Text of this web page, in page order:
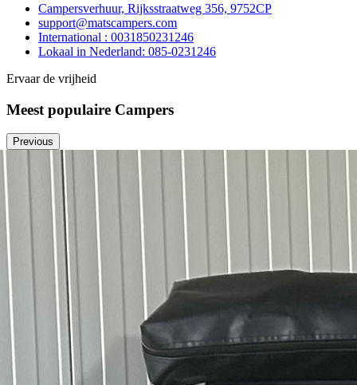
Campersverhuur, Rijksstraatweg 356, 9752CP
support@matscampers.com
International : 0031850231246
Lokaal in Nederland: 085-0231246
Ervaar de vrijheid
Meest populaire Campers
Previous